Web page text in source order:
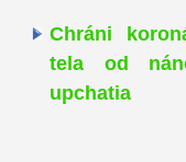
Chráni
tela od
upchatia